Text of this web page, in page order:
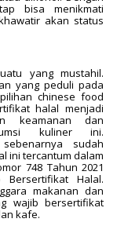
bisa menikmati
akan status
yang mustahil.
yang peduli pada
chinese food
halal menjadi
keamanan dan
kuliner ini.
sudah
ini tercantum dalam
748 Tahun 2021
Halal.
makanan dan
wajib bersertifikat
kafe.